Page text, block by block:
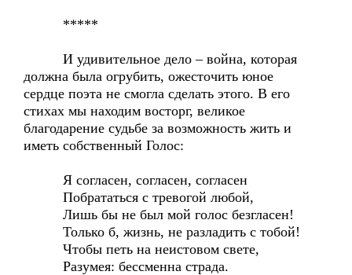
*****
И удивительное дело – война, которая
должна была огрубить, ожесточить юное
сердце поэта не смогла сделать этого. В его
стихах мы находим восторг, великое
благодарение судьбе за возможность жить и
иметь собственный Голос:
Я согласен, согласен, согласен
Побрататься с тревогой любой,
Лишь бы не был мой голос безгласен!
Только б, жизнь, не разладить с тобой!
Чтобы петь на неистовом свете,
Разумея: бессменна страда.